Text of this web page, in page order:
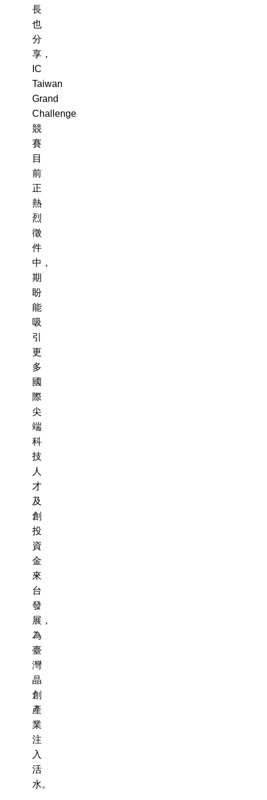
長
也
分
享，
IC
Taiwan
Grand
Challenge
競
賽
目
前
正
熱
烈
徵
件
中，
期
盼
能
吸
引
更
多
國
際
尖
端
科
技
人
才
及
創
投
資
金
來
台
發
展，
為
臺
灣
晶
創
產
業
注
入
活
水。